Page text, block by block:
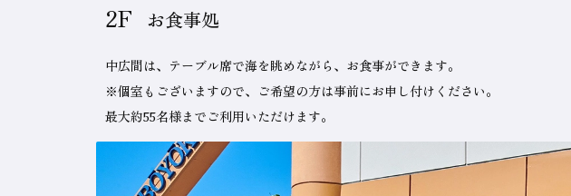
2F お食事処
中広間は、テーブル席で海を眺めながら、お食事ができます。
※個室もございますので、ご希望の方は事前にお申し付けください。
最大約55名様までご利用いただけます。